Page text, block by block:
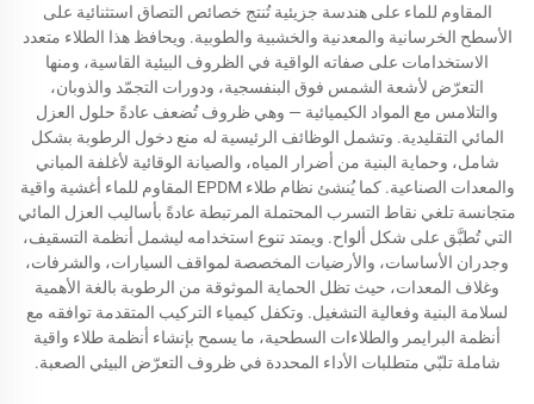
المقاوم للماء على هندسة جزيئية تُنتج خصائص التصاق استثنائية على
الأسطح الخرسانية والمعدنية والخشبية والطوبية. ويحافظ هذا الطلاء متعدد
الاستخدامات على صفاته الواقية في الظروف البيئية القاسية، ومنها
التعرّض لأشعة الشمس فوق البنفسجية، ودورات التجمّد والذوبان،
والتلامس مع المواد الكيميائية — وهي ظروف تُضعف عادةً حلول العزل
المائي التقليدية. وتشمل الوظائف الرئيسية له منع دخول الرطوبة بشكل
شامل، وحماية البنية من أضرار المياه، والصيانة الوقائية لأغلفة المباني
والمعدات الصناعية. كما يُنشئ نظام طلاء EPDM المقاوم للماء أغشية واقية
متجانسة تلغي نقاط التسرب المحتملة المرتبطة عادةً بأساليب العزل المائي
التي تُطبَّق على شكل ألواح. ويمتد تنوع استخدامه ليشمل أنظمة التسقيف،
وجدران الأساسات، والأرضيات المخصصة لمواقف السيارات، والشرفات،
وغلاف المعدات، حيث تظل الحماية الموثوقة من الرطوبة بالغة الأهمية
لسلامة البنية وفعالية التشغيل. وتكفل كيمياء التركيب المتقدمة توافقه مع
أنظمة البرايمر والطلاءات السطحية، ما يسمح بإنشاء أنظمة طلاء واقية
شاملة تلبّي متطلبات الأداء المحددة في ظروف التعرّض البيئي الصعبة.